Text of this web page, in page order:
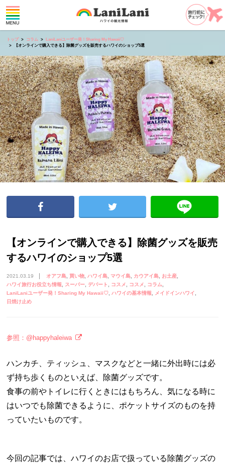
トップ コラム
LaniLaniユーザー発！Sharing My Hawaii♡
【オンラインで購入できる】除菌グッズを販売するハワイのショップ5選
【オンラインで購入できる】除菌グッズを販売
するハワイのショップ5選
2021.03.19 オアフ島 買い物 ハワイ島 マウイ島 カウアイ島
お土産
ハワイ旅行お役立ち情報 スーパー デパート コスメ コスメ コラム
LaniLaniユーザー発！Sharing My Hawaii♡ ハワイの基本情報 メイドインハワイ
日焼け止め
参照：@happyhaleiwa
ハンカチ、ティッシュ、マスクなどと一緒に外出時には必
ず持ち歩くものといえば、除菌グッズです。
食事の前やトイレに行くときにはもちろん、気になる時に
はいつでも除菌できるように、ポケットサイズのものを持
っていたいものです。
今回の記事では、ハワイのお店で扱っている除菌グッズの